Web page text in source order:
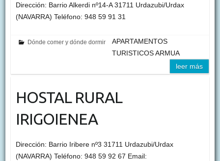
Dirección: Barrio Alkerdi nº14-A 31711 Urdazubi/Urdax
(NAVARRA) Teléfono: 948 59 91 31
Dónde comer y dónde dormir
APARTAMENTOS
TURISTICOS ARMUA
leer más
HOSTAL RURAL
IRIGOIENEA
Dirección: Barrio Iribere nº3 31711 Urdazubi/Urdax
(NAVARRA) Teléfono: 948 59 92 67 Email: